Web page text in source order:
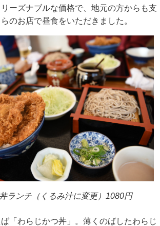
ーズナブルな価格で、地元の方からも支
のお店で昼食をいただきました。
ランチ（くるみ汁に変更）1080円
「わらじかつ丼」。薄くのばしたわらじ